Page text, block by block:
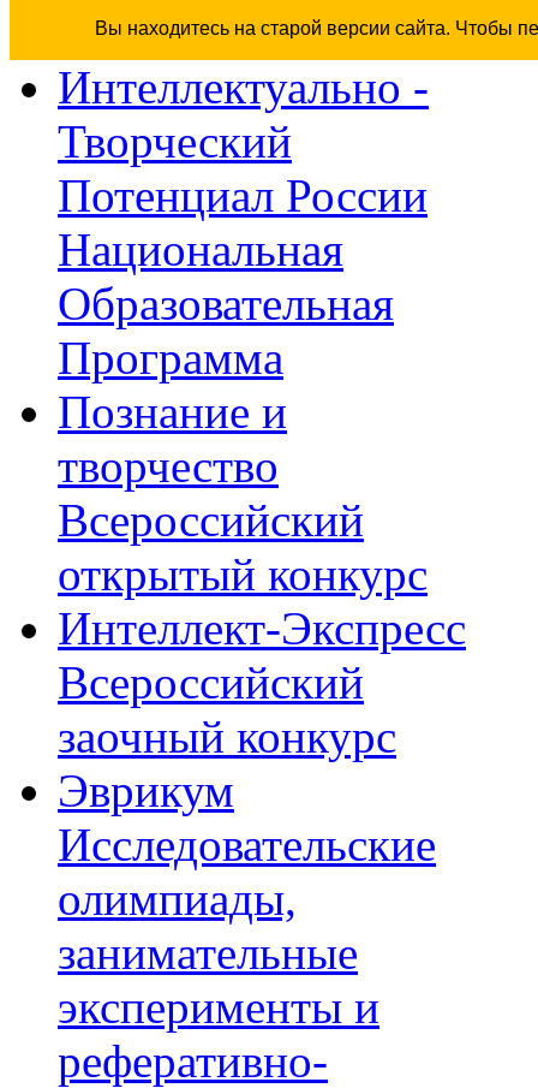
Вы находитесь на старой версии сайта. Чтобы
Интеллектуально -
Творческий
Потенциал России
Национальная
Образовательная
Программа
Познание и
творчество
Всероссийский
открытый конкурс
Интеллект-Экспресс
Всероссийский
заочный конкурс
Эврикум
Исследовательские
олимпиады,
занимательные
эксперименты и
реферативно-